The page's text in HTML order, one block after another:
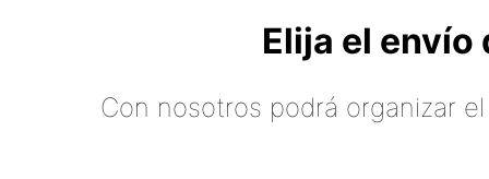
Elija el
Con nosotros podrá organizar